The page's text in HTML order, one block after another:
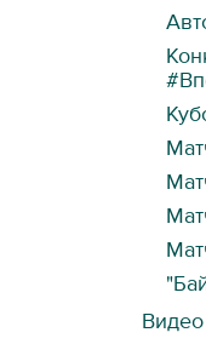
Видео